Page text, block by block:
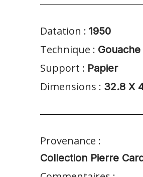
Datation : 1950
Technique : Gouache
Support : Papier
Dimensions : 32.8 X
Provenance :
Collection Pierre